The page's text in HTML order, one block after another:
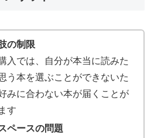
の制限
入では、自分が本当に読みた
う本を選ぶことができないた
みに合わない本が届くことが
す
ペースの問題